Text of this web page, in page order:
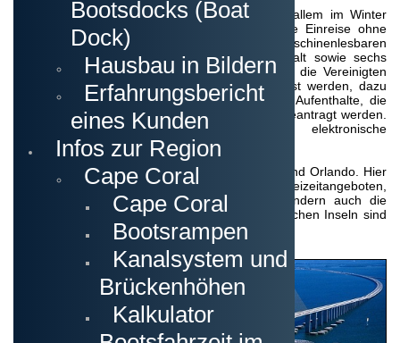
Bootsdocks (Boat
Dock)
Hausbau in Bildern
Erfahrungsbericht
eines Kunden
Infos zur Region
Cape Coral
Cape Coral
Bootsrampen
Kanalsystem und
Brückenhöhen
Kalkulator
Das Klima in Florida ist recht angenehm, vor allem im Winter
genießt man ausserordentlich milde Tage. Eine Einreise ohne
Visum ist möglich, wenn man im Besitz des maschinenlesbaren
Reisepasses ist. Dieser sollte für den Aufenthalt sowie sechs
weitere Monate gültig sein. Bei der Einreise in die Vereinigten
Staaten müssen die biometrischen Daten erfasst werden, dazu
gehören die Fingerabdrücke und ein Foto. Für Aufenthalte, die
länger als 90 Tage andauern muss ein Visum beantragt werden.
Für alle Touristen gilt das elektronische
Reisegenehmigungssystem, auch ESTA genannt.
Die bekanntesten Städte in Florida sind Miami und Orlando. Hier
gibt es nicht nur eine Vielzahl an Freizeitangeboten,
Sehenswürdigkeiten und Vergnügungsparks sondern auch die
Möglichkeit auf Kreuzfahrt zu gehen. Die karibischen Inseln sind
schnell zu erreichen.
kommen nicht